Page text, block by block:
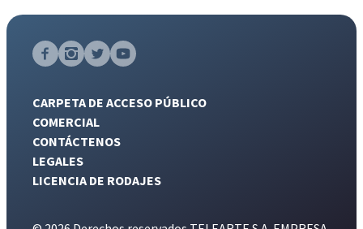
CARPETA DE ACCESO PÚBLICO
COMERCIAL
CONTÁCTENOS
LEGALES
LICENCIA DE RODAJES